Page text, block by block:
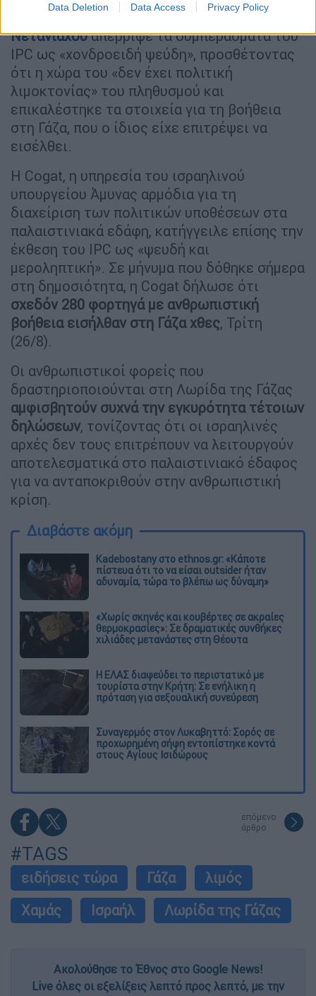
Data Deletion Data Access Privacy Policy
Ο Ισραηλινός πρωθυπουργός
Μπενιαμίν
Νετανιάχουαπέρριψε τα συμπεράσματα του
IPC ως «χονδροειδή ψεύδη», προσθέτοντας
ότι η χώρα του «δεν έχει πολιτική
λιμοκτονίας» του πληθυσμού και
επικαλέστηκε τα στοιχεία για τη βοήθεια
στη Γάζα, που ο ίδιος είχε επιτρέψει να
εισέλθει.
Η Cogat, η υπηρεσία του ισραηλινού
υπουργείου Άμυνας αρμόδια για τη
διαχείριση των πολιτικών υποθέσεων στα
παλαιστινιακά εδάφη, κατήγγειλε επίσης την
έκθεση του IPC ως «ψευδή και
μεροληπτική». Σε μήνυμα που δόθηκε σήμερα
στη δημοσιότητα, η Cogat δήλωσε ότι
σχεδόν 280 φορτηγά με ανθρωπιστική
βοήθεια εισήλθαν στη Γάζα χθες, Τρίτη
(26/8).
Οι ανθρωπιστικοί φορείς που
δραστηριοποιούνται στη Λωρίδα της Γάζας
αμφισβητούν συχνά την εγκυρότητα τέτοιων
δηλώσεων, τονίζοντας ότι οι ισραηλινές
αρχές δεν τους επιτρέπουν να λειτουργούν
αποτελεσματικά στο παλαιστινιακό έδαφος
για να ανταποκριθούν στην ανθρωπιστική
κρίση.
Διαβάστε ακόμη
Kadebostany στο ethnos.gr: «Κάποτε
πίστευα ότι το να είσαι outsider ήταν
αδυναμία, τώρα το βλέπω ως δύναμη»
«Χωρίς σκηνές και κουβέρτες σε ακραίες
θερμοκρασίες»: Σε δραματικές συνθήκες
χιλιάδες μετανάστες στη Θέουτα
Η ΕΛΑΣ διαψεύδει το περιστατικό με
τουρίστα στην Κρήτη: Σε ενήλικη η
πρόταση για σεξουαλική συνεύρεση
Συναγερμός στον Λυκαβηττό: Σορός σε
προχωρημένη σήψη εντοπίστηκε κοντά
στους Αγίους Ισιδώρους
επόμενο
άρθρο
#TAGS
ειδήσεις τώρα Γάζα
λιμός
Χαμάς
Ισραήλ Λωρίδα της Γάζας
Ακολούθησε το Έθνος στο Google News!
Live όλες οι εξελίξεις λεπτό προς λεπτό, με την